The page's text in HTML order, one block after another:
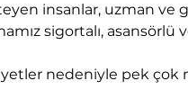
insanlar, uzman ve
sigortalı, asansörlü
nedeniyle pek